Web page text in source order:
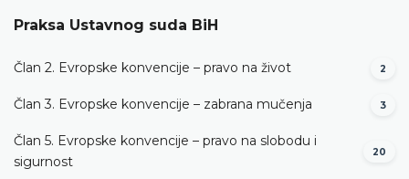
Praksa Ustavnog suda BiH
Član 2. Evropske konvencije – pravo na život 2
Član 3. Evropske konvencije – zabrana mučenja 3
Član 5. Evropske konvencije – pravo na slobodu i
sigurnost
20